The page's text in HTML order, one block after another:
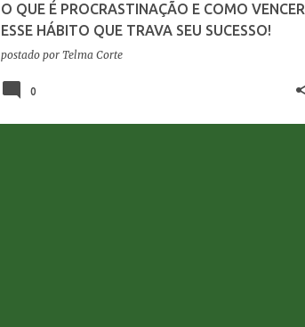
O QUE É PROCRASTINAÇÃO E COMO VENCER
ESSE HÁBITO QUE TRAVA SEU SUCESSO!
postado por Telma Corte
0